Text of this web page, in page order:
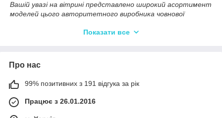
Вашій увазі на вітрині представлено широкий асортимент
моделей цього авторитетного виробника човнової
фурнітуру FASTen за самою привабливою ціною Ви
Фахівці магазину Аква Крузер зроблять всі необхідні і можливі
Вашої човни перетворилася з ризикованого заходу в
прекрасним результатом.
Показати все
Про нас
99% позитивних з 191 відгука за рік
Працює з 26.01.2016